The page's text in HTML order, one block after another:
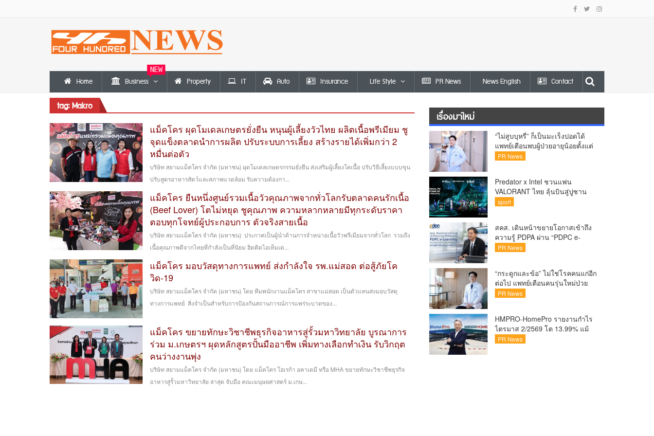
Home Business
NEW
Property IT Auto Insurance Life Style PR News News English Contact
tag: Makro
แม็คโคร ผุดโมเดลเกษตรยั่งยืน หนุนผู้เลี้ยงวัวไทย ผลิตเนื้อพรีเมียม ชู
จุดแข็งตลาดนำการผลิต ปรับระบบการเลี้ยง สร้างรายได้เพิ่มกว่า 2
หมื่นต่อตัว
บริษัท สยามแม็คโคร จำกัด (มหาชน) ผุดโมเดลเกษตรกรรมยั่งยืน ส่งเสริมผู้เลี้ยงโคเนื้อ ปรับวิธีเลี้ยงแบบขุน
ปรับสูตรอาหารสัตว์และสภาพแวดล้อม รับความต้องกา...
แม็คโคร ยืนหนึ่งศูนย์รวมเนื้อวัวคุณภาพจากทั่วโลกรับตลาดคนรักเนื้อ
(Beef Lover) โตไม่หยุด ชูคุณภาพ ความหลากหลายมีทุกระดับราคา
ตอบทุกโจทย์ผู้ประกอบการ ตัวจริงสายเนื้อ
บริษัท สยามแม็คโคร จำกัด (มหาชน) ประกาศเป็นผู้นำด้านการจำหน่ายเนื้อวัวพรีเมียมจากทั่วโลก รวมถึง
เนื้อคุณภาพดีจากไทยที่กำลังเป็นที่นิยม ฮิตติดไอเท็มเด...
แม็คโคร มอบวัสดุทางการแพทย์ ส่งกำลังใจ รพ.แม่สอด ต่อสู้ภัยโค
วิด-19
บริษัท สยามแม็คโคร จำกัด (มหาชน) โดย ทีมพนักงานแม็คโคร สาขาแม่สอด เป็นตัวแทนส่งมอบวัสดุ
ทางการแพทย์ สิ่งจำเป็นสำหรับการป้องกันสถานการณ์การแพร่ระบาดของ...
แม็คโคร ขยายทักษะวิชาชีพธุรกิจอาหารสู่รั้วมหาวิทยาลัย บูรณาการ
ร่วม ม.เกษตรฯ ผุดหลักสูตรปั้นมืออาชีพ เพิ่มทางเลือกทำเงิน รับวิกฤต
คนว่างงานพุ่ง
บริษัท สยามแม็คโคร จำกัด (มหาชน) โดย แม็คโคร โฮเรก้า อคาเดมี หรือ MHA ขยายทักษะวิชาชีพธุรกิจ
อาหารสู่รั้วมหาวิทยาลัย ล่าสุด จับมือ คณะมนุษยศาสตร์ ม.เกษ...
เรื่องมาใหม่
“ไม่สูบบุหรี่” ก็เป็นมะเร็งปอดได้
แพทย์เตือนพบผู้ป่วยอายุน้อยตั้งแต่
วัย 35 ปีเพิ่มขึ้นคนไทยกว่า 70%
PR News
Predator x Intel ชวนแฟน
VALORANT ไทย ลุ้นบินสู่ปูซาน
เชียร์ศึก VCT Pacific Finals Busan
สู่ปูซาน แบบติดขอบสนาม พร้อม
กิจกรรมสุดพิเศษตลอดทัวร์นาเมนต์
sport
สคส. เดินหน้าขยายโอกาสเข้าถึง
ความรู้ PDPA ผ่าน “PDPC e-
Learning” เรียนฟรี ทุกที่ ทุกเวลา
ปลอดภัย เผยยอดผู้เข้าเรียนล่าสุด
ทะลุ 8 หมื่นรายแล้ว
PR News
“กระดูกและข้อ” ไม่ใช่โรคคนแก่อีก
ต่อไป แพทย์เตือนคนรุ่นใหม่ป่วย
เพิ่ม 20-30% เสี่ยง ‘ข้อเข่าเสื่อม
PR News
HMPRO-HomePro รายงานกำไร
ไตรมาส 2/2569 โต 13.99% แม้
เศรษฐกิจผันผวนเดินหน้าขยาย
PR News